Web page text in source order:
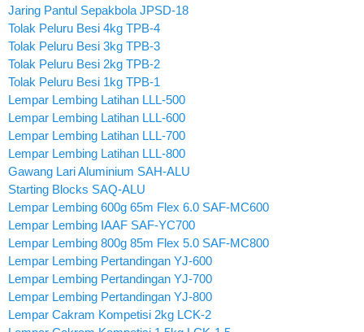
Jaring Pantul Sepakbola JPSD-18
Tolak Peluru Besi 4kg TPB-4
Tolak Peluru Besi 3kg TPB-3
Tolak Peluru Besi 2kg TPB-2
Tolak Peluru Besi 1kg TPB-1
Lempar Lembing Latihan LLL-500
Lempar Lembing Latihan LLL-600
Lempar Lembing Latihan LLL-700
Lempar Lembing Latihan LLL-800
Gawang Lari Aluminium SAH-ALU
Starting Blocks SAQ-ALU
Lempar Lembing 600g 65m Flex 6.0 SAF-MC600
Lempar Lembing IAAF SAF-YC700
Lempar Lembing 800g 85m Flex 5.0 SAF-MC800
Lempar Lembing Pertandingan YJ-600
Lempar Lembing Pertandingan YJ-700
Lempar Lembing Pertandingan YJ-800
Lempar Cakram Kompetisi 2kg LCK-2